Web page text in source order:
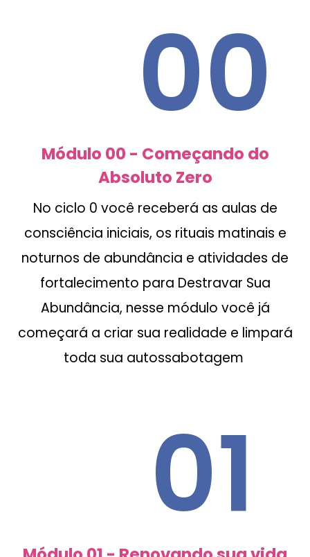
00
Módulo 00 - Começando do
Absoluto Zero
No ciclo 0 você receberá as aulas de
consciência iniciais, os rituais matinais e
noturnos de abundância e atividades de
fortalecimento para Destravar Sua
Abundância, nesse módulo você já
começará a criar sua realidade e limpará
toda sua autossabotagem
01